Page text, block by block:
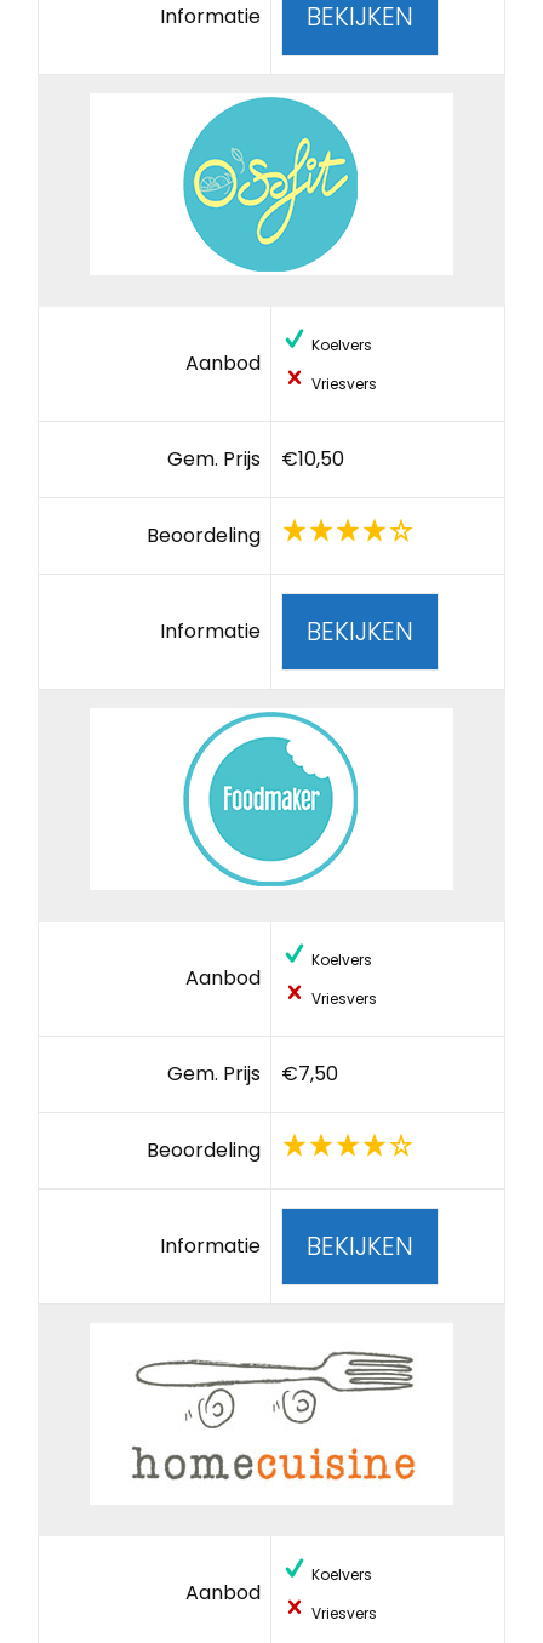
Informatie BEKIJKEN
Aanbod
Koelvers
Vriesvers
Gem. Prijs €10,50
Beoordeling
Informatie BEKIJKEN
Aanbod
Koelvers
Vriesvers
Gem. Prijs €7,50
Beoordeling
Informatie BEKIJKEN
Aanbod
Koelvers
Vriesvers